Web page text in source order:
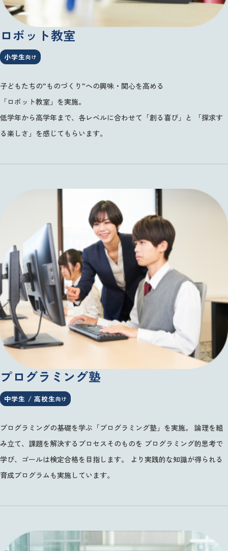
ロボット教室
小学生向け
子どもたちの”ものづくり”への興味・関心を高める
「ロボット教室」を実施。
低学年から高学年まで、各レベルに合わせて「創る喜び」と
「探求す
る楽しさ」を感じてもらいます。
プログラミング塾
中学生 / 高校生向け
プログラミングの基礎を学ぶ「プログラミング塾」を実施。
論理を組
み立て、課題を解決するプロセスそのものを プログラミング的思考で
学び、ゴールは検定合格を目指します。
より実践的な知識が得られる
育成プログラムも実施しています。